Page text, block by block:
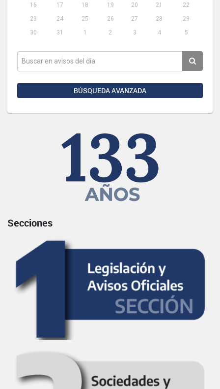
16
17 18 19 20 21
22
23
24 25 26 27 28
29
30
31 1 2 3 4 5
BÚSQUEDA AVANZADA
Secciones